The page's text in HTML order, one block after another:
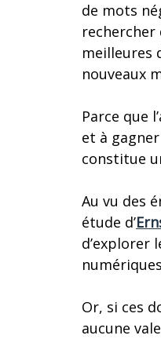
de mots
rechercher
meilleures
nouveaux
Parce que
et à
constitue
Au vu des
étude d’
d’explorer
Or, si ces
aucune